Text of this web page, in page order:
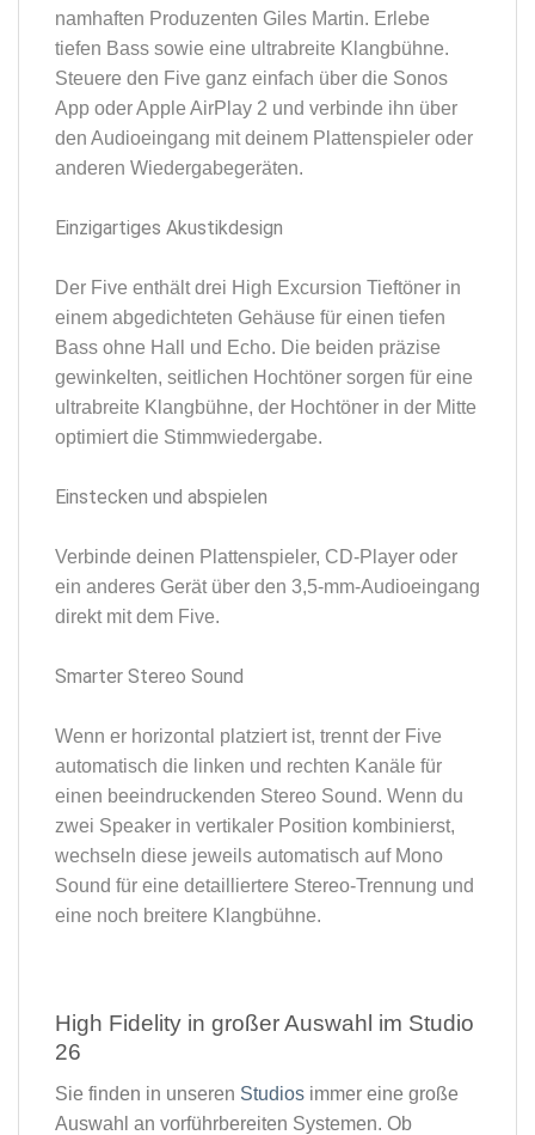
namhaften Produzenten Giles Martin. Erlebe
tiefen Bass sowie eine ultrabreite Klangbühne.
Steuere den Five ganz einfach über die Sonos
App oder Apple AirPlay 2 und verbinde ihn über
den Audioeingang mit deinem Plattenspieler oder
anderen Wiedergabegeräten.
Einzigartiges Akustikdesign
Der Five enthält drei High Excursion Tieftöner in
einem abgedichteten Gehäuse für einen tiefen
Bass ohne Hall und Echo. Die beiden präzise
gewinkelten, seitlichen Hochtöner sorgen für eine
ultrabreite Klangbühne, der Hochtöner in der Mitte
optimiert die Stimmwiedergabe.
Einstecken und abspielen
Verbinde deinen Plattenspieler, CD-Player oder
ein anderes Gerät über den 3,5-mm-Audioeingang
direkt mit dem Five.
Smarter Stereo Sound
Wenn er horizontal platziert ist, trennt der Five
automatisch die linken und rechten Kanäle für
einen beeindruckenden Stereo Sound. Wenn du
zwei Speaker in vertikaler Position kombinierst,
wechseln diese jeweils automatisch auf Mono
Sound für eine detailliertere Stereo-Trennung und
eine noch breitere Klangbühne.
High Fidelity in großer Auswahl im Studio
26​
Sie finden in unseren Studios immer eine große
Auswahl an vorführbereiten Systemen. Ob